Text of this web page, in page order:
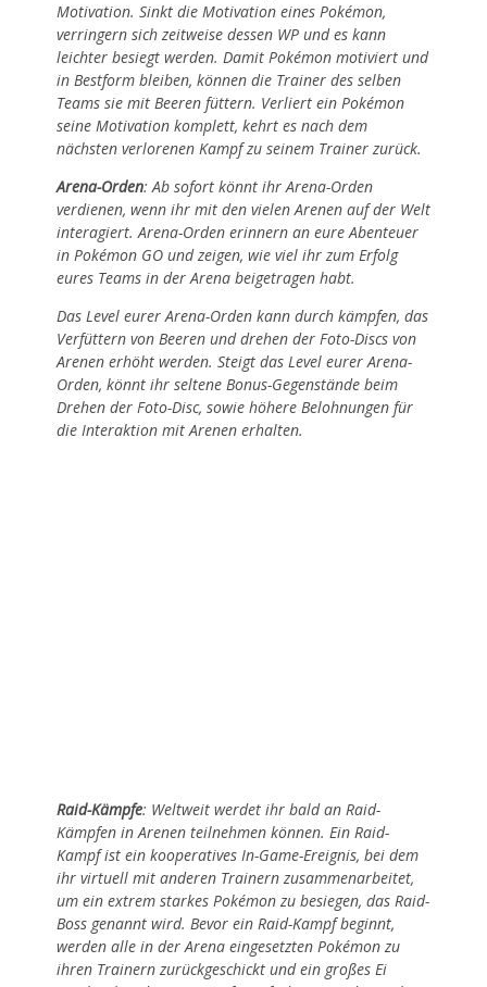
Motivation. Sinkt die Motivation eines Pokémon,
verringern sich zeitweise dessen WP und es kann
leichter besiegt werden. Damit Pokémon motiviert und
in Bestform bleiben, können die Trainer des selben
Teams sie mit Beeren füttern. Verliert ein Pokémon
seine Motivation komplett, kehrt es nach dem
nächsten verlorenen Kampf zu seinem Trainer zurück.
Arena-Orden: Ab sofort könnt ihr Arena-Orden
verdienen, wenn ihr mit den vielen Arenen auf der Welt
interagiert. Arena-Orden erinnern an eure Abenteuer
in Pokémon GO und zeigen, wie viel ihr zum Erfolg
eures Teams in der Arena beigetragen habt.
Das Level eurer Arena-Orden kann durch kämpfen, das
Verfüttern von Beeren und drehen der Foto-Discs von
Arenen erhöht werden. Steigt das Level eurer Arena-
Orden, könnt ihr seltene Bonus-Gegenstände beim
Drehen der Foto-Disc, sowie höhere Belohnungen für
die Interaktion mit Arenen erhalten.
Raid-Kämpfe: Weltweit werdet ihr bald an Raid-
Kämpfen in Arenen teilnehmen können. Ein Raid-
Kampf ist ein kooperatives In-Game-Ereignis, bei dem
ihr virtuell mit anderen Trainern zusammenarbeitet,
um ein extrem starkes Pokémon zu besiegen, das Raid-
Boss genannt wird. Bevor ein Raid-Kampf beginnt,
werden alle in der Arena eingesetzten Pokémon zu
ihren Trainern zurückgeschickt und ein großes Ei